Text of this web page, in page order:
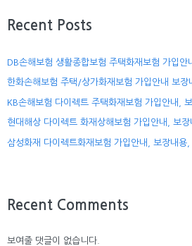
Recent Posts
DB손해보험 생활종합보험 주택화재보험 가입안
한화손해보험 주택/상가화재보험 가입안내 보장
KB손해보험 다이렉트 주택화재보험 가입안내,
현대해상 다이렉트 화재상해보험 가입안내, 보
삼성화재 다이렉트화재보험 가입안내, 보장내용,
Recent Comments
보여줄 댓글이 없습니다.